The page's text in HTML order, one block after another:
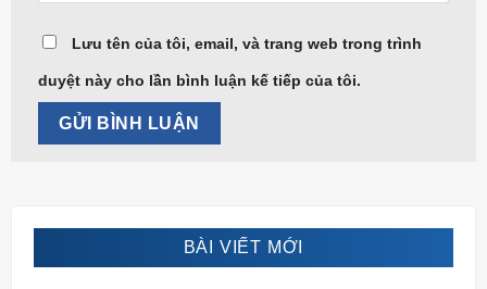
Lưu tên của tôi, email, và trang web trong trình
duyệt này cho lần bình luận kế tiếp của tôi.
BÀI VIẾT MỚI